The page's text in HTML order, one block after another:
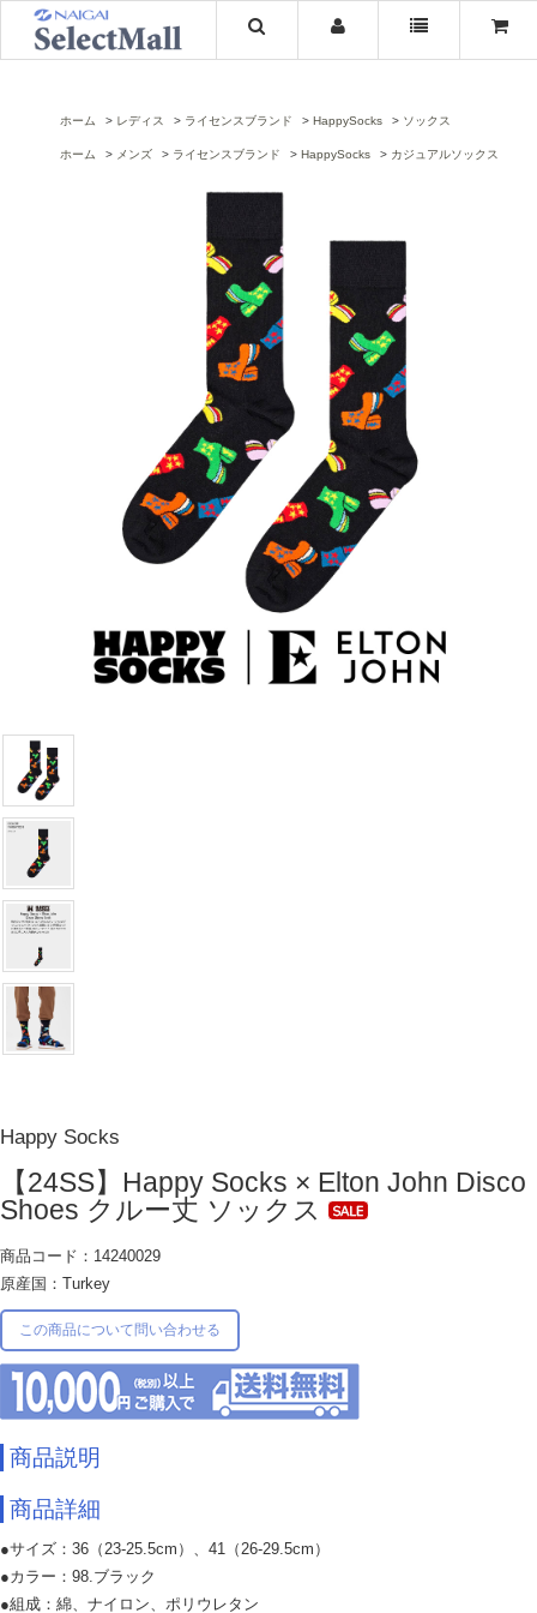
ホーム レディス ライセンスブランド HappySocks ソックス
ホーム メンズ ライセンスブランド HappySocks カジュアルソックス
Happy Socks
【24SS】Happy Socks × Elton John Disco
Shoes クルー丈 ソックス
商品コード：14240029
原産国：Turkey
この商品について問い合わせる
商品説明
商品詳細
●サイズ：36（23-25.5cm）、41（26-29.5cm）
●カラー：98.ブラック
●組成：綿、ナイロン、ポリウレタン